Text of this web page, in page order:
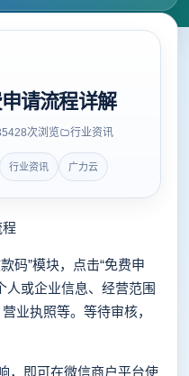
请流程详解
次浏览 行业资讯
行业资讯 广力云
程
码”模块，点击“免费申
人或企业信息、经营范围
业执照等。等待审核，
，即可在微信商户平台使